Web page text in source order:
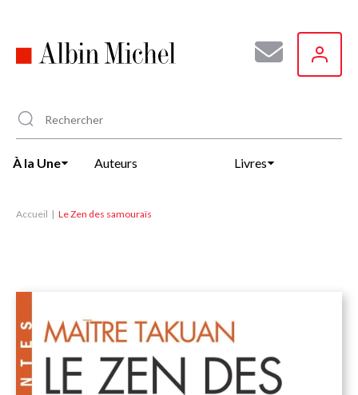
principal
À la Une Auteurs Livres
Accueil Le Zen des samouraïs